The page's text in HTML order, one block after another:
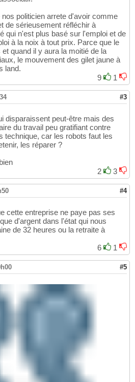
politicien arrete d'avoir comme
de sérieusement réfléchir à
qui n'est plus basé sur l'emploi et de
à la noix à tout prix. Parce que le
quand il y aura la moitié de la
le mouvement des gilet jaune à
land.
9
1
#3
disparaissent peut-être mais des
du travail peu gratifiant contre
technique, car les robots faut les
les réparer ?
2
3
#4
cette entreprise ne paye pas ses
d'argent dans l'état qui nous
de 32 heures ou la retraite à
6
1
#5